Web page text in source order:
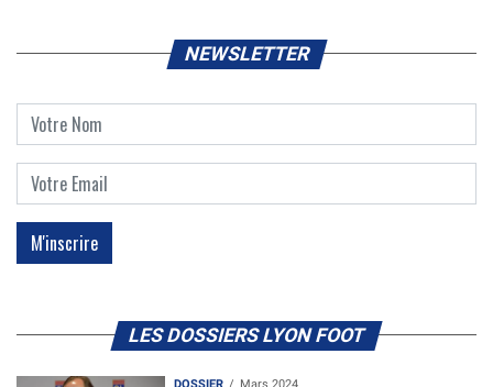
NEWSLETTER
LES DOSSIERS LYON FOOT
DOSSIER Mars 2024